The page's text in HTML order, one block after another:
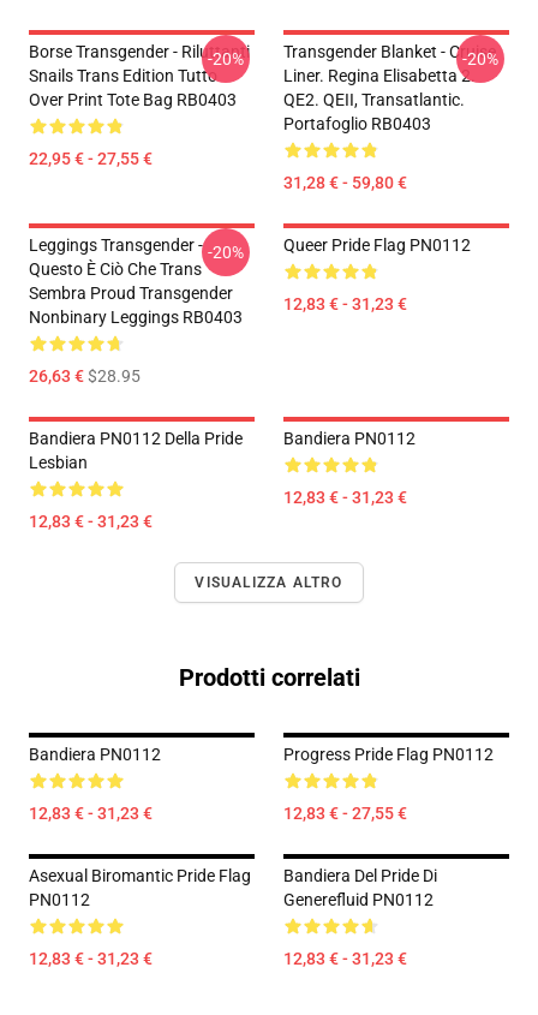
Borse Transgender - Riluttanti
Snails Trans Edition Tutto
Over Print Tote Bag RB0403
22,95 € - 27,55 €
-20%
Transgender Blanket - Cruise
Liner. Regina Elisabetta 2.
QE2. QEII, Transatlantic.
Portafoglio RB0403
31,28 € - 59,80 €
-20%
Leggings Transgender -
Questo È Ciò Che Trans
Sembra Proud Transgender
Nonbinary Leggings RB0403
26,63 €$28.95
-20% Queer Pride Flag PN0112
12,83 € - 31,23 €
Bandiera PN0112 Della Pride
Lesbian
12,83 € - 31,23 €
Bandiera PN0112
12,83 € - 31,23 €
VISUALIZZA ALTRO
Prodotti correlati
Bandiera PN0112
12,83 € - 31,23 €
Progress Pride Flag PN0112
12,83 € - 27,55 €
Asexual Biromantic Pride Flag
PN0112
12,83 € - 31,23 €
Bandiera Del Pride Di
Generefluid PN0112
12,83 € - 31,23 €